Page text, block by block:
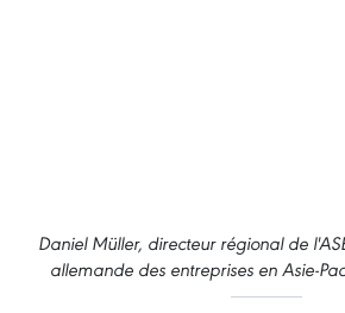
Daniel Müller, directeur régional de
allemande des entreprises en Asie-